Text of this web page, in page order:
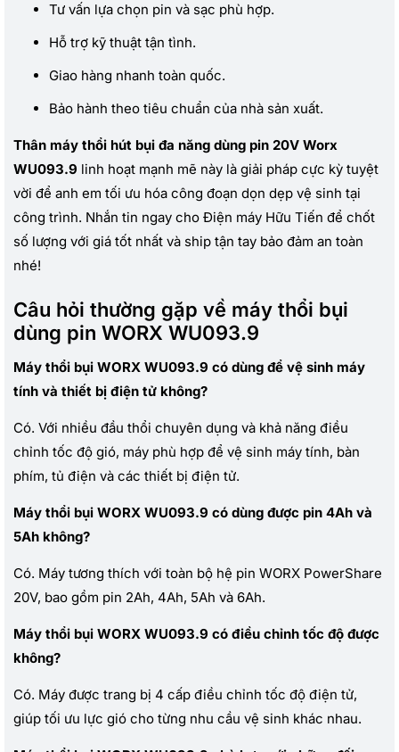
Tư vấn lựa chọn pin và sạc phù hợp.
Hỗ trợ kỹ thuật tận tình.
Giao hàng nhanh toàn quốc.
Bảo hành theo tiêu chuẩn của nhà sản xuất.
Thân máy thổi hút bụi đa năng dùng pin 20V Worx
WU093.9 linh hoạt mạnh mẽ này là giải pháp cực kỳ tuyệt
vời để anh em tối ưu hóa công đoạn dọn dẹp vệ sinh tại
công trình. Nhắn tin ngay cho Điện máy Hữu Tiến để chốt
số lượng với giá tốt nhất và ship tận tay bảo đảm an toàn
nhé!
Câu hỏi thường gặp về máy thổi bụi
dùng pin WORX WU093.9
Máy thổi bụi WORX WU093.9 có dùng để vệ sinh máy
tính và thiết bị điện tử không?
Có. Với nhiều đầu thổi chuyên dụng và khả năng điều
chỉnh tốc độ gió, máy phù hợp để vệ sinh máy tính, bàn
phím, tủ điện và các thiết bị điện tử.
Máy thổi bụi WORX WU093.9 có dùng được pin 4Ah và
5Ah không?
Có. Máy tương thích với toàn bộ hệ pin WORX PowerShare
20V, bao gồm pin 2Ah, 4Ah, 5Ah và 6Ah.
Máy thổi bụi WORX WU093.9 có điều chỉnh tốc độ được
không?
Có. Máy được trang bị 4 cấp điều chỉnh tốc độ điện tử,
giúp tối ưu lực gió cho từng nhu cầu vệ sinh khác nhau.